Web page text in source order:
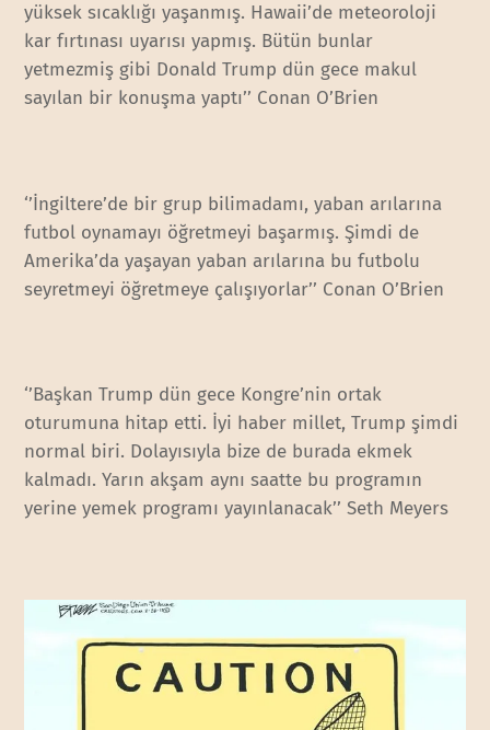
yüksek sıcaklığı yaşanmış. Hawaii’de meteoroloji
kar fırtınası uyarısı yapmış. Bütün bunlar
yetmezmiş gibi Donald Trump dün gece makul
sayılan bir konuşma yaptı’’ Conan O’Brien
‘’İngiltere’de bir grup bilimadamı, yaban arılarına
futbol oynamayı öğretmeyi başarmış. Şimdi de
Amerika’da yaşayan yaban arılarına bu futbolu
seyretmeyi öğretmeye çalışıyorlar’’ Conan O’Brien
‘’Başkan Trump dün gece Kongre’nin ortak
oturumuna hitap etti. İyi haber millet, Trump şimdi
normal biri. Dolayısıyla bize de burada ekmek
kalmadı. Yarın akşam aynı saatte bu programın
yerine yemek programı yayınlanacak’’ Seth Meyers